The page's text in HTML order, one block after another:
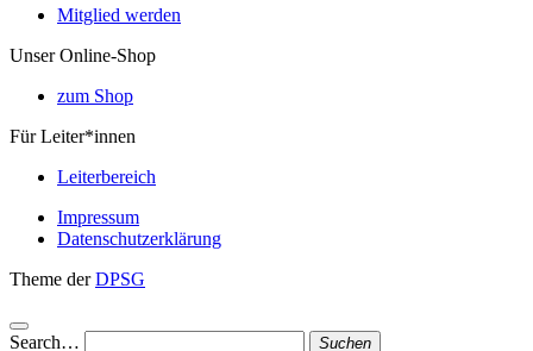
Mitglied werden
Unser Online-Shop
zum Shop
Für Leiter*innen
Leiterbereich
Impressum
Datenschutzerklärung
Theme derDPSG
Search… Suchen